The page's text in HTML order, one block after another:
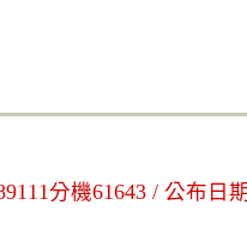
分機61643 / 公布日